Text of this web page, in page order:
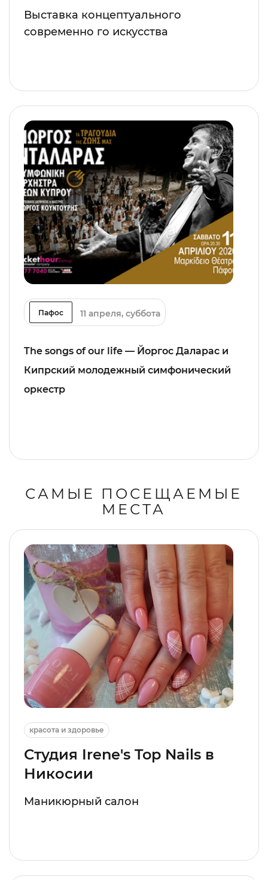
Выставка концептуального
современно го искусства
Пафос 11 апреля, суббота
The songs of our life — Йоргос Даларас и
Кипрский молодежный симфонический
оркестр
САМЫЕ ПОСЕЩАЕМЫЕ
МЕСТА
красота и здоровье
Студия Irene's Top Nails в
Никосии
Маникюрный салон